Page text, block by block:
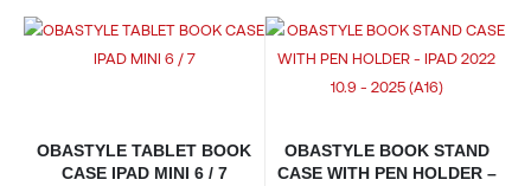
OBASTYLE TABLET BOOK
CASE IPAD MINI 6 / 7
OBASTYLE BOOK STAND
CASE WITH PEN HOLDER –